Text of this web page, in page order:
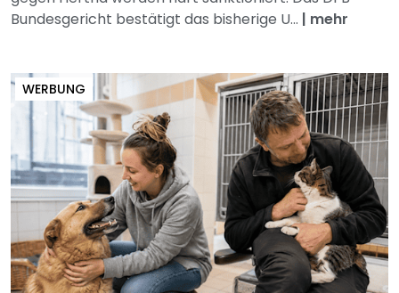
Bundesgericht bestätigt das bisherige U... | mehr
WERBUNG